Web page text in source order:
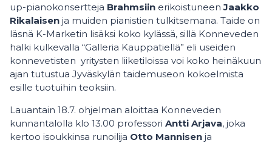
up-pianokonsertteja Brahmsiin erikoistuneenJaakko
Rikalaisen ja muiden pianistien tulkitsemana. Taide on
läsnä K-Marketin lisäksi koko kylässä, sillä Konneveden
halki kulkevalla “Galleria Kauppatiellä” eli useiden
konnevetisten yritysten liiketiloissa voi koko heinäkuun
ajan tutustua Jyväskylän taidemuseon kokoelmista
esille tuotuihin teoksiin.
Lauantain 18.7. ohjelman aloittaa Konneveden
kunnantalolla klo 13.00 professori Antti Arjava, joka
kertoo isoukkinsa runoilija Otto Mannisen ja